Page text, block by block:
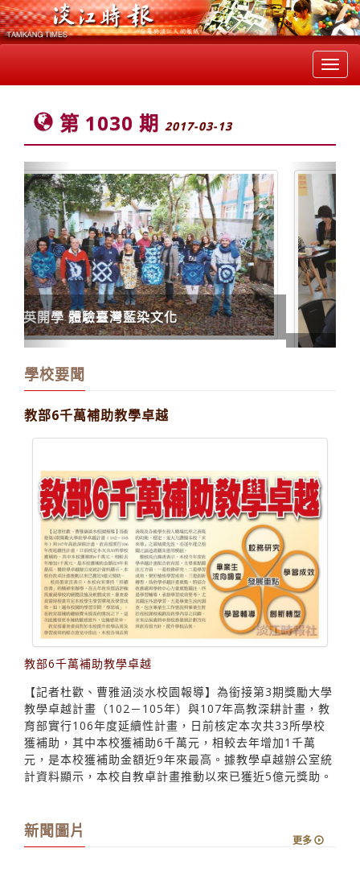
第 1030 期 2017-03-13
Previous Next
學校要聞
教部6千萬補助教學卓越
教部6千萬補助教學卓越
【記者杜歡、曹雅涵淡水校園報導】為銜接第3期獎勵大學
教學卓越計畫（102－105年）與107年高教深耕計畫，教
育部實行106年度延續性計畫，日前核定本次共33所學校
獲補助，其中本校獲補助6千萬元，相較去年增加1千萬
元，是本校獲補助金額近9年來最高。據教學卓越辦公室統
計資料顯示，本校自教卓計畫推動以來已獲近5億元獎助。
新聞圖片
更多